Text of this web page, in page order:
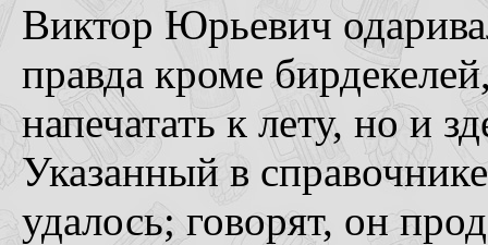
Виктор Юрьевич
правда кроме
напечатать к лету, но и
Указанный в
удалось; говорят, он